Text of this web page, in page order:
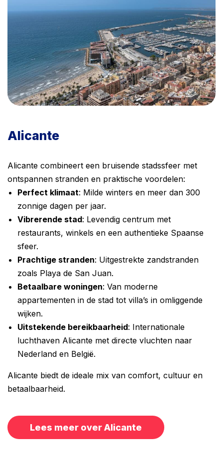
Alicante
Alicante combineert een bruisende stadssfeer met
ontspannen stranden en praktische voordelen:
Perfect klimaat: Milde winters en meer dan 300
zonnige dagen per jaar.
Vibrerende stad: Levendig centrum met
restaurants, winkels en een authentieke Spaanse
sfeer.
Prachtige stranden: Uitgestrekte zandstranden
zoals Playa de San Juan.
Betaalbare woningen: Van moderne
appartementen in de stad tot villa’s in omliggende
wijken.
Uitstekende bereikbaarheid: Internationale
luchthaven Alicante met directe vluchten naar
Nederland en België.
Alicante biedt de ideale mix van comfort, cultuur en
betaalbaarheid.
Lees meer over Alicante